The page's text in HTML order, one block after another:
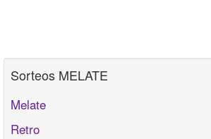
Sorteos MELATE
Melate
Retro